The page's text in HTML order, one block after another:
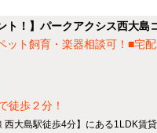
ト！】パークアクシス西大島
ット飼育・楽器相談可！■宅
徒歩２分！
大島駅徒歩4分】にある1LDK賃貸